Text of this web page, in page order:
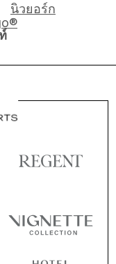
นิวยอร์ก